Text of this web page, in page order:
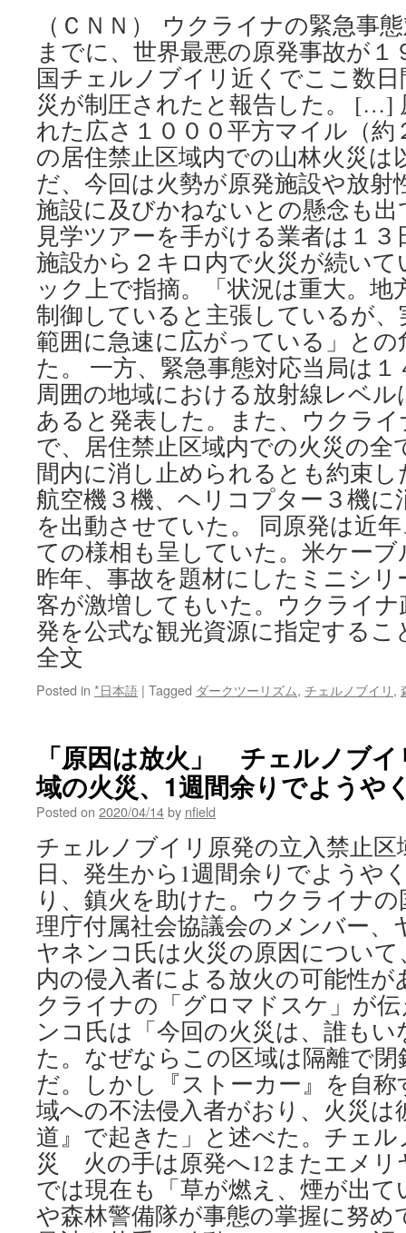
（ＣＮＮ） ウクライナの緊急事
までに、世界最悪の原発事故が
国チェルノブイリ近くでここ数
災が制圧されたと報告した。 […]
れた広さ１０００平方マイル（約
の居住禁止区域内での山林火災
だ、今回は火勢が原発施設や放射
施設に及びかねないとの懸念も
見学ツアーを手がける業者は１
施設から２キロ内で火災が続い
ック上で指摘。「状況は重大。地
制御していると主張しているが
範囲に急速に広がっている」と
た。 一方、緊急事態対応当局は
周囲の地域における放射線レベ
あると発表した。また、ウクラ
で、居住禁止区域内での火災の
間内に消し止められるとも約束
航空機３機、ヘリコプター３機に
を出動させていた。 同原発は近
ての様相も呈していた。米ケー
昨年、事故を題材にしたミニシ
客が激増してもいた。ウクライ
発を公式な観光資源に指定する
全文
Posted in *日本語 | Tagged ダークツーリズム, チェルノブイリ,
「原因は放火」 チェルノブ
域の火災、1週間余りでようや
Posted on 2020/04/14by nfield
チェルノブイリ原発の立入禁止区
日、発生から1週間余りでようや
り、鎮火を助けた。ウクライナ
理庁付属社会協議会のメンバー
ヤネンコ氏は火災の原因につい
内の侵入者による放火の可能性
クライナの「グロマドスケ」が
ンコ氏は「今回の火災は、誰も
た。なぜならこの区域は隔離で
だ。しかし『ストーカー』を自
域への不法侵入者がおり、火災は
道』で起きた」と述べた。チェ
災 火の手は原発へ12またエメリ
では現在も「草が燃え、煙が出
や森林警備隊が事態の掌握に努め